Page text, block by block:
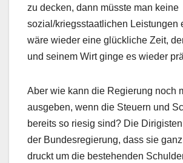
zu decken, dann müsste man keine
sozial/kriegsstaatlichen Leistungen
wäre wieder eine glückliche Zeit,
und seinem Wirt ginge es wieder
Aber wie kann die Regierung noch
ausgeben, wenn die Steuern und
bereits so riesig sind? Die
der Bundesregierung, dass sie
druckt um die bestehenden